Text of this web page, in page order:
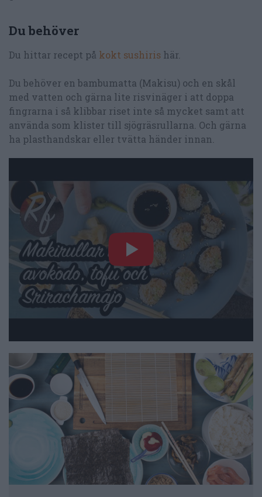
Du behöver
Du hittar recept på kokt sushiris här.
Du behöver en bambumatta (Makisu) och en skål
med vatten och gärna lite risvinäger i att doppa
fingrarna i så klibbar riset inte så mycket samt att
använda som klister till sjögräsrullarna. Och gärna
ha plasthandskar eller tvätta händer innan.